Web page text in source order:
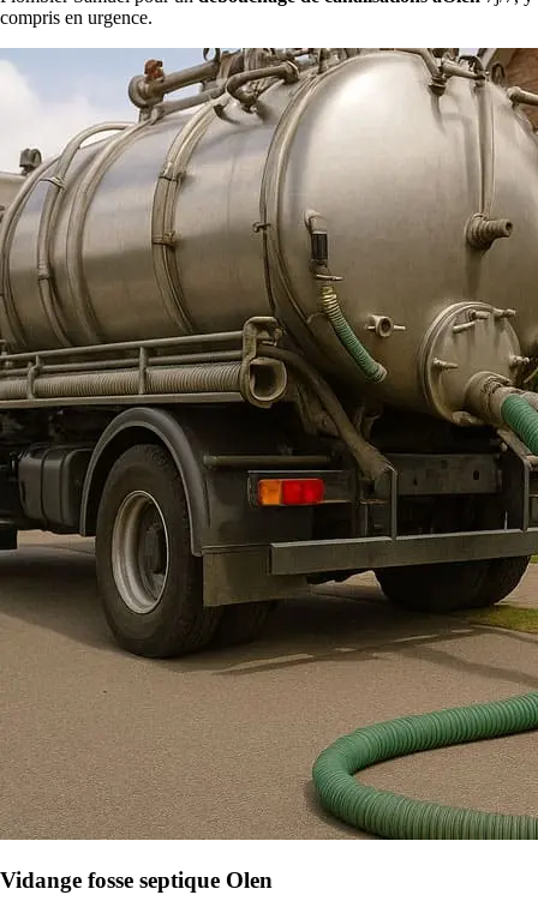
compris en urgence.
Vidange fosse septique Olen